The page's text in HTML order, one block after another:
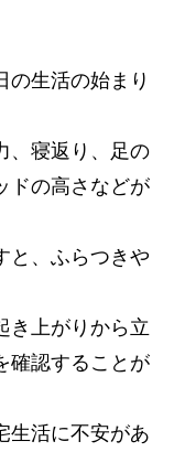
の生活の始まり
、寝返り、足の
ドの高さなどが
と、ふらつきや
き上がりから立
確認することが
生活に不安があ